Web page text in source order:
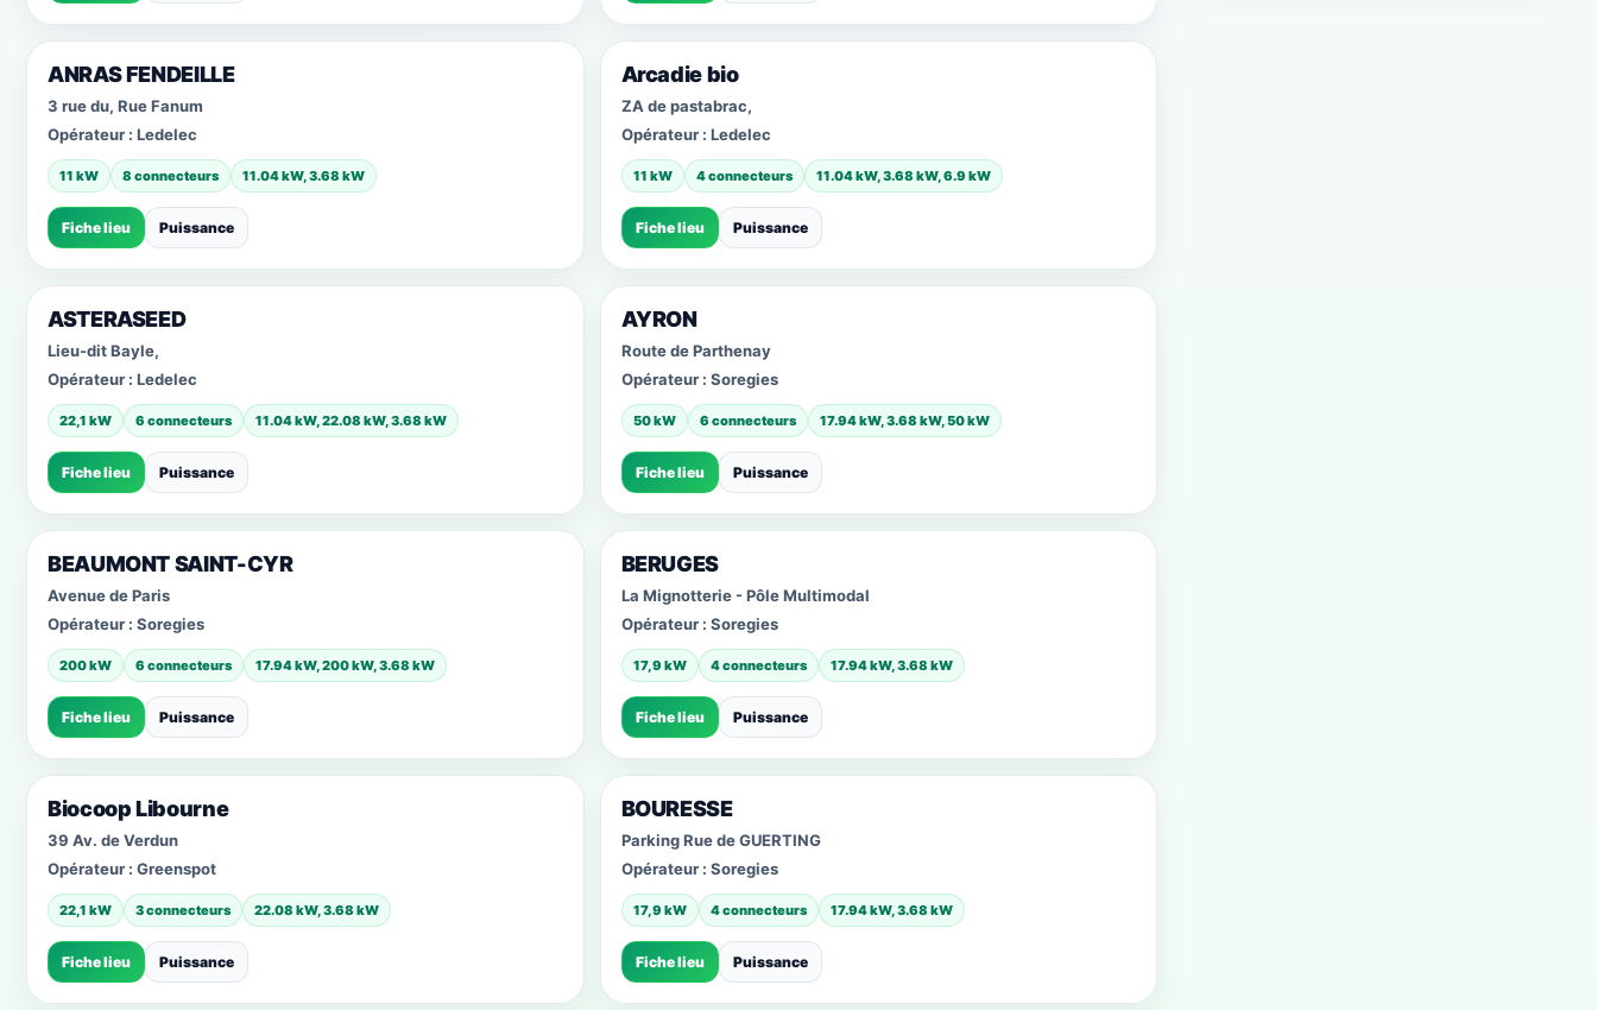
ANRAS FENDEILLE
3 rue du, Rue Fanum
Opérateur : Ledelec
11 kW 8 connecteurs 11.04 kW, 3.68 kW
Fiche lieu Puissance
Arcadie bio
ZA de pastabrac,
Opérateur : Ledelec
11 kW 4 connecteurs 11.04 kW, 3.68 kW, 6.9 kW
Fiche lieu Puissance
ASTERASEED
Lieu-dit Bayle,
Opérateur : Ledelec
22,1 kW 6 connecteurs 11.04 kW, 22.08 kW, 3.68 kW
Fiche lieu Puissance
AYRON
Route de Parthenay
Opérateur : Soregies
50 kW 6 connecteurs 17.94 kW, 3.68 kW, 50 kW
Fiche lieu Puissance
BEAUMONT SAINT-CYR
Avenue de Paris
Opérateur : Soregies
200 kW 6 connecteurs 17.94 kW, 200 kW, 3.68 kW
Fiche lieu Puissance
BERUGES
La Mignotterie - Pôle Multimodal
Opérateur : Soregies
17,9 kW 4 connecteurs 17.94 kW, 3.68 kW
Fiche lieu Puissance
Biocoop Libourne
39 Av. de Verdun
Opérateur : Greenspot
22,1 kW 3 connecteurs 22.08 kW, 3.68 kW
Fiche lieu Puissance
BOURESSE
Parking Rue de GUERTING
Opérateur : Soregies
17,9 kW 4 connecteurs 17.94 kW, 3.68 kW
Fiche lieu Puissance